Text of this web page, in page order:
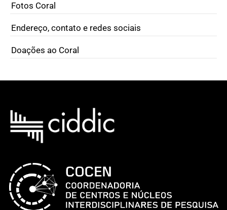
Fotos Coral
Endereço, contato e redes sociais
Doações ao Coral